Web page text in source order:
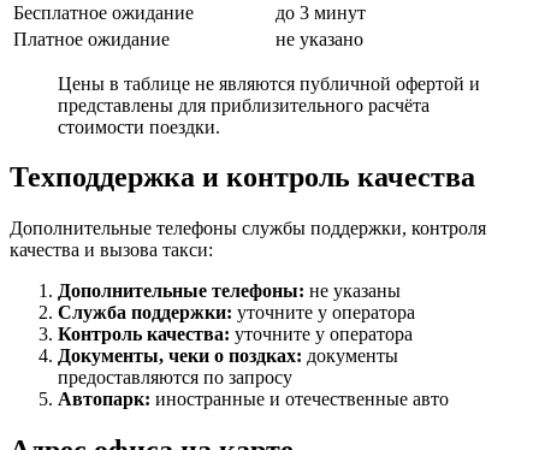
Бесплатное ожидание
до 3 минут
Платное ожидание
не указано
Цены в таблице не являются публичной офертой и
представлены для приблизительного расчёта
стоимости поездки.
Техподдержка и контроль качества
Дополнительные телефоны службы поддержки, контроля
качества и вызова такси:
Дополнительные телефоны: не указаны
Служба поддержки: уточните у оператора
Контроль качества: уточните у оператора
Документы, чеки о поздках: документы
предоставляются по запросу
Автопарк: иностранные и отечественные авто